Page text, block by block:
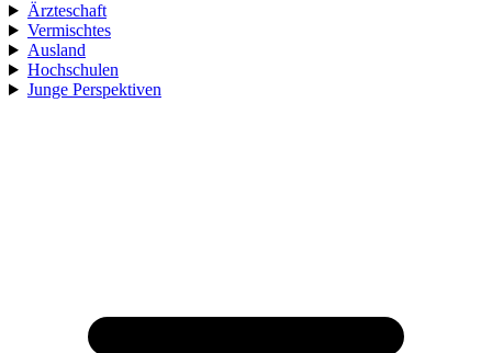
Ärzteschaft
Vermischtes
Ausland
Hochschulen
Junge Perspektiven